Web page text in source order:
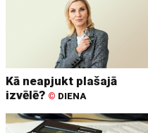
Kā neapjukt plašajā
izvēlē? © DIENA